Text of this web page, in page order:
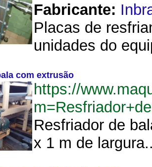
Fabricante:
Placas de
unidades do
com extrusão
https://
Resfriador de
x 1 m de